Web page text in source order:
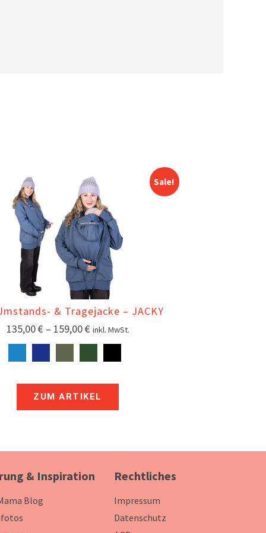
Sale!
& Tragejacke – JACKY
135,00€– 159,00€ inkl. MwSt.
ZUM ARTIKEL
& Inspiration
Blog
Rechtliches
Impressum
Datenschutz